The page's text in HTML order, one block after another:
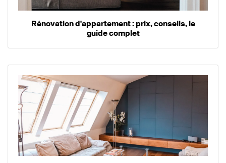
Rénovation d'appartement : prix, conseils, le
guide complet